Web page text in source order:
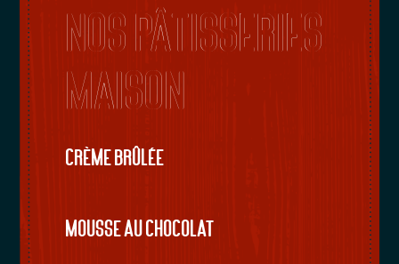
Nos Pâtisseries
Maison
Crème brûlée
Mousse au chocolat